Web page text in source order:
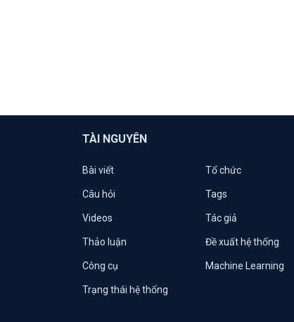
TÀI NGUYÊN
Bài viết Tổ chức
Câu hỏi Tags
Videos Tác giả
Thảo luận Đề xuất hệ thống
Công cụ Machine Learning
Trạng thái hệ thống